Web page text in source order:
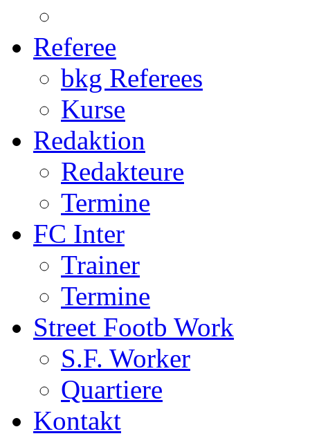
Referee
bkg Referees
Kurse
Redaktion
Redakteure
Termine
FC Inter
Trainer
Termine
Street Footb Work
S.F. Worker
Quartiere
Kontakt